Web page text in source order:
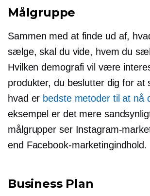
Målgruppe
Sammen med at finde ud af,
sælge, skal du vide, hvem du
Hvilken demografi vil være
produkter, du beslutter dig for
hvad er bedste metoder til at nå
eksempel er det mere
målgrupper ser Instagram-
end Facebook-marketingindhold.
Business Plan